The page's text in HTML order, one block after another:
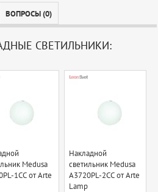
ВОПРОСЫ (0)
СВЕТИЛЬНИКИ:
Medusa
1CC от Arte
Накладной
светильник Medusa
A3720PL-2CC от Arte
Lamp